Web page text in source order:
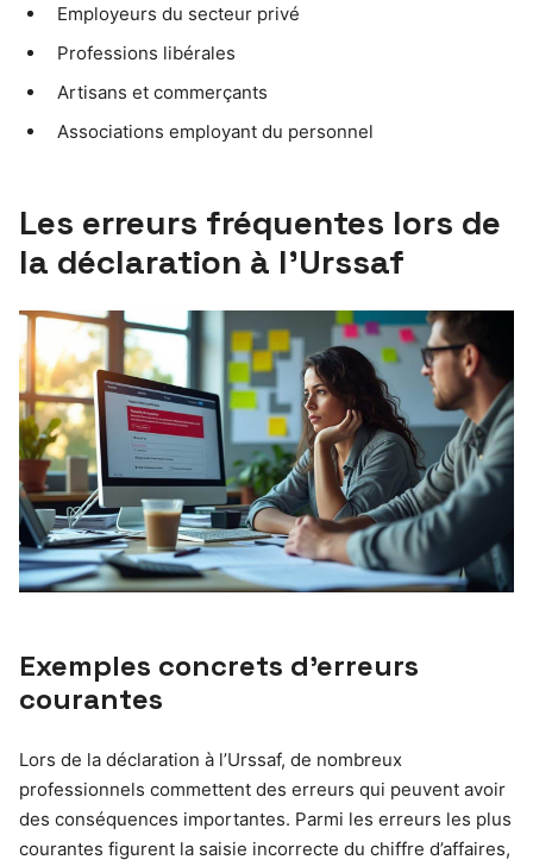
Employeurs du secteur privé
Professions libérales
Artisans et commerçants
Associations employant du personnel
Les erreurs fréquentes lors de
la déclaration à l’Urssaf
Exemples concrets d’erreurs
courantes
Lors de la déclaration à l’Urssaf, de nombreux
professionnels commettent des erreurs qui peuvent avoir
des conséquences importantes. Parmi les erreurs les plus
courantes figurent la saisie incorrecte du chiffre d’affaires,